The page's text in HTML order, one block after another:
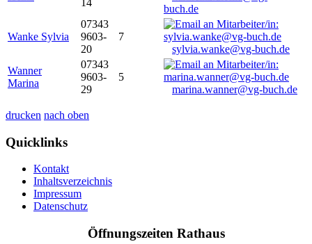
14
buch.de
Wanke Sylvia
07343
9603-
20
7
sylvia.wanke@vg-buch.de
Wanner
Marina
07343
9603-
29
5
marina.wanner@vg-buch.de
drucken nach oben
Quicklinks
Kontakt
Inhaltsverzeichnis
Impressum
Datenschutz
Öffnungszeiten Rathaus